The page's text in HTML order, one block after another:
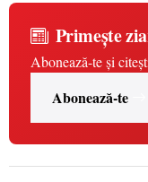
Primește
Abonează-te și
Abonează-te